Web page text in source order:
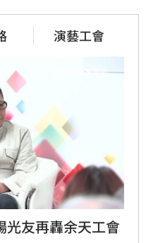
演藝工會
光友再轟余天工會